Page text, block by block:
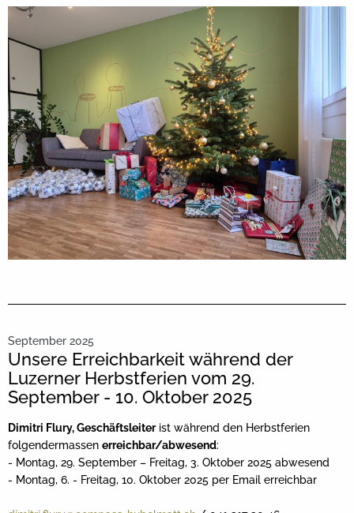
September 2025
Unsere Erreichbarkeit während der
Luzerner Herbstferien vom 29.
September - 10. Oktober 2025
Dimitri Flury, Geschäftsleiterist während den Herbstferien
folgendermassen erreichbar/abwesend:
- Montag, 29. September – Freitag, 3. Oktober 2025 abwesend
- Montag, 6. - Freitag, 10. Oktober 2025 per Email erreichbar